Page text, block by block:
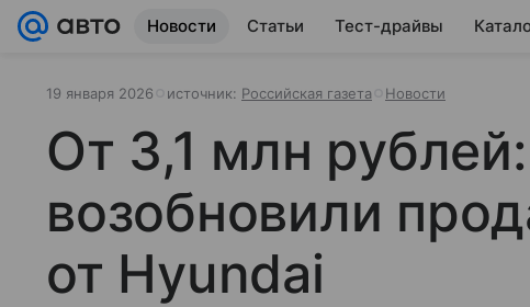
Новости Статьи Тест-драйвы
19 января 2026 источник: Российская газета Новости
От 3,1 млн
возобновили
от Hyundai